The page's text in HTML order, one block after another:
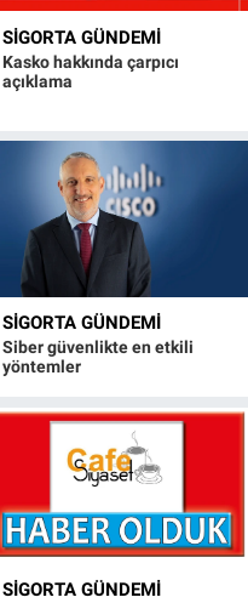
SIGORTA GÜNDEMI
Kasko hakkında çarpıcı
açıklama
SIGORTA GÜNDEMI
Siber güvenlikte en etkili
yöntemler
SIGORTA GÜNDEMI